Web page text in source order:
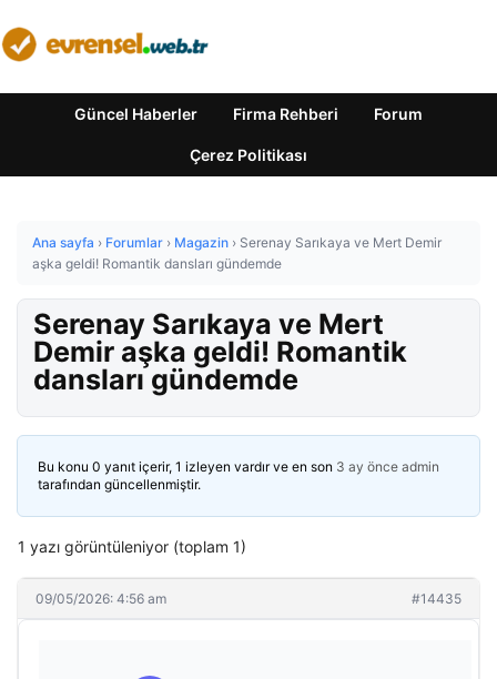
Güncel Haberler Firma Rehberi Forum
Çerez Politikası
Ana sayfa › Forumlar › Magazin › Serenay Sarıkaya ve Mert Demir
aşka geldi! Romantik dansları gündemde
Serenay Sarıkaya ve Mert
Demir aşka geldi! Romantik
dansları gündemde
Bu konu 0 yanıt içerir, 1 izleyen vardır ve en son 3 ay önce admin
tarafından güncellenmiştir.
1 yazı görüntüleniyor (toplam 1)
09/05/2026: 4:56 am #14435